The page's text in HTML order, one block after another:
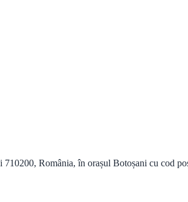
România, în orașul Botoșani cu cod